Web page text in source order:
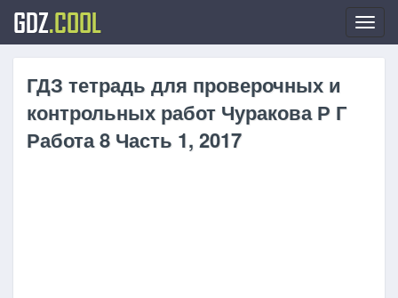
GDZ.COOL
ГДЗ тетрадь для проверочных и
контрольных работ Чуракова Р Г
Работа 8 Часть 1, 2017